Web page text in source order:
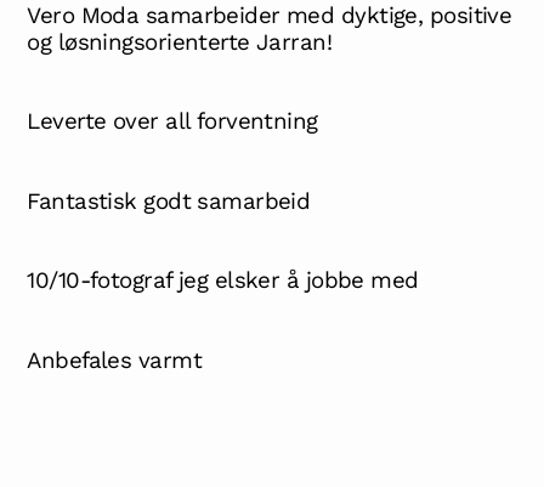
Vero Moda samarbeider med dyktige, positive
og løsningsorienterte Jarran!
Leverte over all forventning
Fantastisk godt samarbeid
10/10-fotograf jeg elsker å jobbe med
Anbefales varmt